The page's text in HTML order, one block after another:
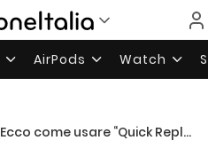
AirPods Watch
Ecco come usare “Quick Reply” su iOS 8